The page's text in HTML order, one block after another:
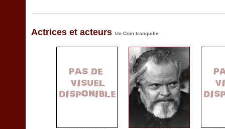
Actrices et acteurs Un Coin tranquille